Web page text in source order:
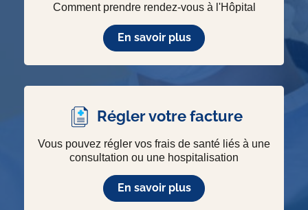
Comment prendre rendez-vous à l'Hôpital
En savoir plus
Régler votre facture
Vous pouvez régler vos frais de santé liés à une
consultation ou une hospitalisation
En savoir plus